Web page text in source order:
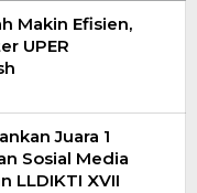
Makin Efisien,
UPER
Juara 1
Sosial Media
LLDIKTI XVII